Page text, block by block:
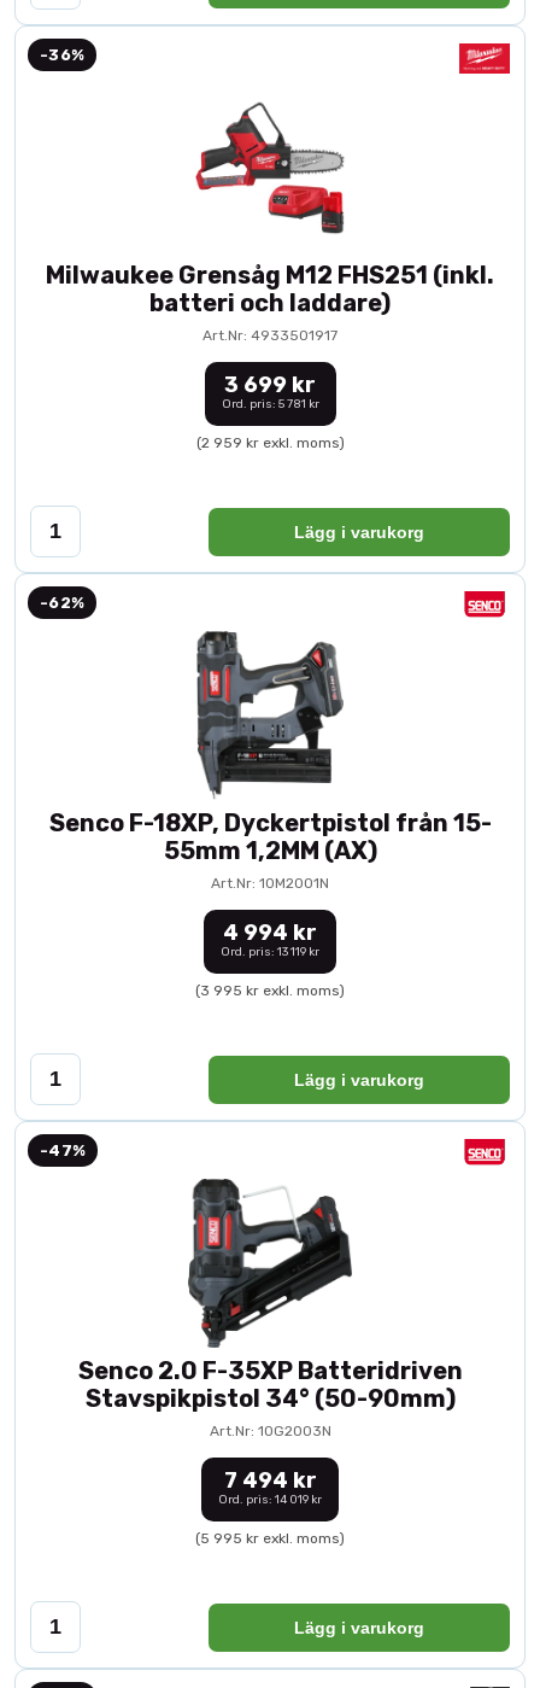
-36%
Milwaukee Grensåg M12 FHS251 (inkl.
batteri och laddare)
Art.Nr: 4933501917
3 699 kr
Ord. pris: 5 781 kr
(2 959 kr exkl. moms)
Lägg i varukorg
-62%
Senco F-18XP, Dyckertpistol från 15-
55mm 1,2MM (AX)
Art.Nr: 10M2001N
4 994 kr
Ord. pris: 13 119 kr
(3 995 kr exkl. moms)
Lägg i varukorg
-47%
Senco 2.0 F-35XP Batteridriven
Stavspikpistol 34° (50-90mm)
Art.Nr: 10G2003N
7 494 kr
Ord. pris: 14 019 kr
(5 995 kr exkl. moms)
Lägg i varukorg